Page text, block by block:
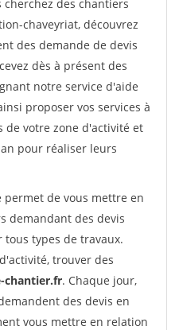
des chantiers
chaveyriat, découvrez
des demande de devis
dès à présent des
notre service d'aide
proposer vos services à
votre zone d'activité et
pour réaliser leurs
de vous mettre en
demandant des devis
types de travaux.
trouver des
chantier.fr. Chaque jour,
des devis en
vous mettre en relation